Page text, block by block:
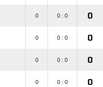
0 0 : 0 0
0 0 : 0 0
0 0 : 0 0
0 0 : 0 0